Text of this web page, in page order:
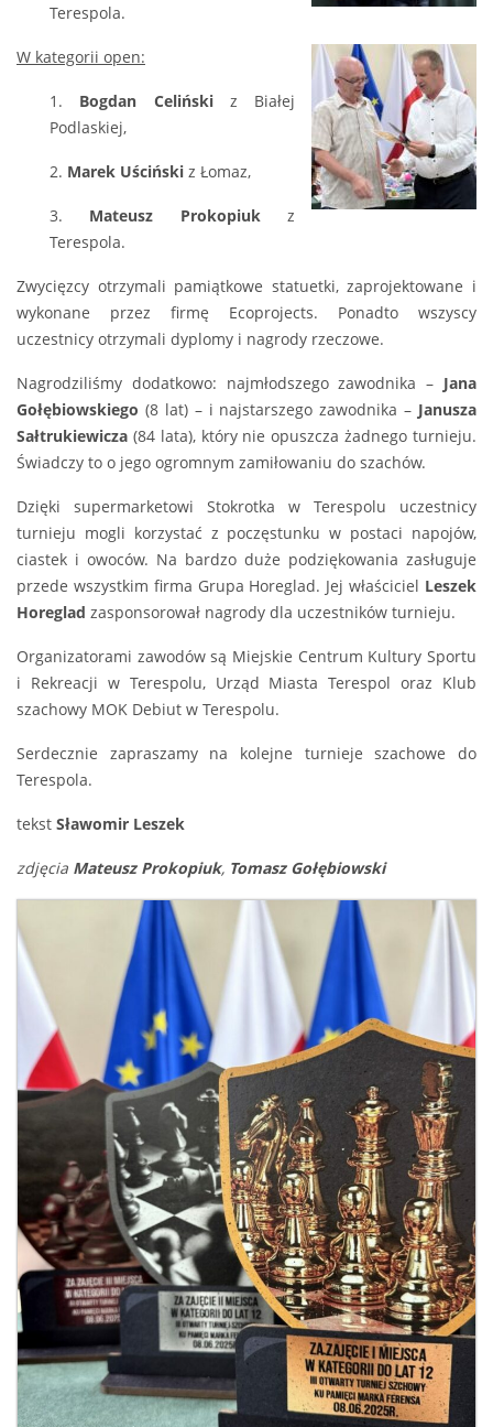
Terespola.
W kategorii open:
1. Bogdan Celińskiz Białej
Podlaskiej,
2. Marek Uściński z Łomaz,
3. Mateusz Prokopiukz
Terespola.
Zwycięzcy otrzymali pamiątkowe statuetki, zaprojektowane i
wykonane przez firmę Ecoprojects. Ponadto wszyscy
uczestnicy otrzymali dyplomy i nagrody rzeczowe.
Nagrodziliśmy dodatkowo: najmłodszego zawodnika – Jana
Gołębiowskiego (8 lat) – i najstarszego zawodnika – Janusza
Sałtrukiewicza (84 lata), który nie opuszcza żadnego turnieju.
Świadczy to o jego ogromnym zamiłowaniu do szachów.
Dzięki supermarketowi Stokrotka w Terespolu uczestnicy
turnieju mogli korzystać z poczęstunku w postaci napojów,
ciastek i owoców. Na bardzo duże podziękowania zasługuje
przede wszystkim firma Grupa Horeglad. Jej właściciel Leszek
Horeglad zasponsorował nagrody dla uczestników turnieju.
Organizatorami zawodów są Miejskie Centrum Kultury Sportu
i Rekreacji w Terespolu, Urząd Miasta Terespol oraz Klub
szachowy MOK Debiut w Terespolu.
Serdecznie zapraszamy na kolejne turnieje szachowe do
Terespola.
tekst Sławomir Leszek
zdjęcia Mateusz Prokopiuk, Tomasz Gołębiowski